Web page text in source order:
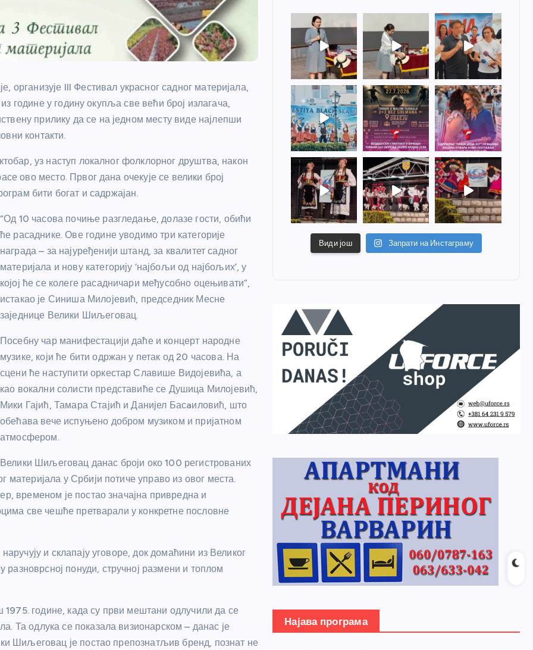
III Фестивал украсног садног материјала,
године у годину окупља све већи број излагача,
прилику да се на једном месту виде најлепши
контакти.
уз наступ локалног фолклорног друштва, након
ово место. Првог дана очекује се велики број
бити богат и садржајан.
“Од 10 часова почиње разгледање, долазе гости, обићи
ће расаднике. Ове године уводимо три категорије
награда – за најуређенији штанд, за квалитет садног
материјала и нову категорију ‘најбољи од најбољих’, у
којој ће се колеге расадничари међусобно оцењивати”,
истакао је Синиша Милојевић, председник Месне
заједнице Велики Шиљеговац.
Посебну чар манифестацији даће и концерт народне
музике, који ће бити одржан у петак од 20 часова. На
сцени ће наступити оркестар Славише Видојевића, а
као вокални солисти представиће се Душица Милојевић,
Мики Гајић, Тамара Стајић и Данијел Басaиловић, што
обећава вече испуњено добром музиком и пријатном
атмосфером.
Велики Шиљеговац данас броји око 100 регистрованих
материјала у Србији потиче управо из овог места.
временом је постао значајна привредна и
све чешће претварали у конкретне пословне
и склапају уговоре, док домаћини из Великог
понуди, стручној размени и топлом
године, када су први мештани одлучили да се
Та одлука се показала визионарском – данас је
Шиљеговац је постао препознатљив бренд, познат не
Види још Запрати на Инстаграму
Најава програма